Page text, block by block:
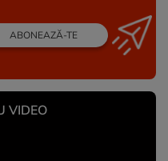
ABONEAZĂ-TE
VIDEO